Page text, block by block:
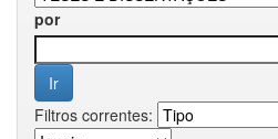
por
Filtros correntes: